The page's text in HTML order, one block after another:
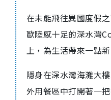
在未能飛往異國度假
歐陸感十足的深水灣
上，為生活帶來一點新
隱身在深水灣海灘大
外用餐區中打開著一